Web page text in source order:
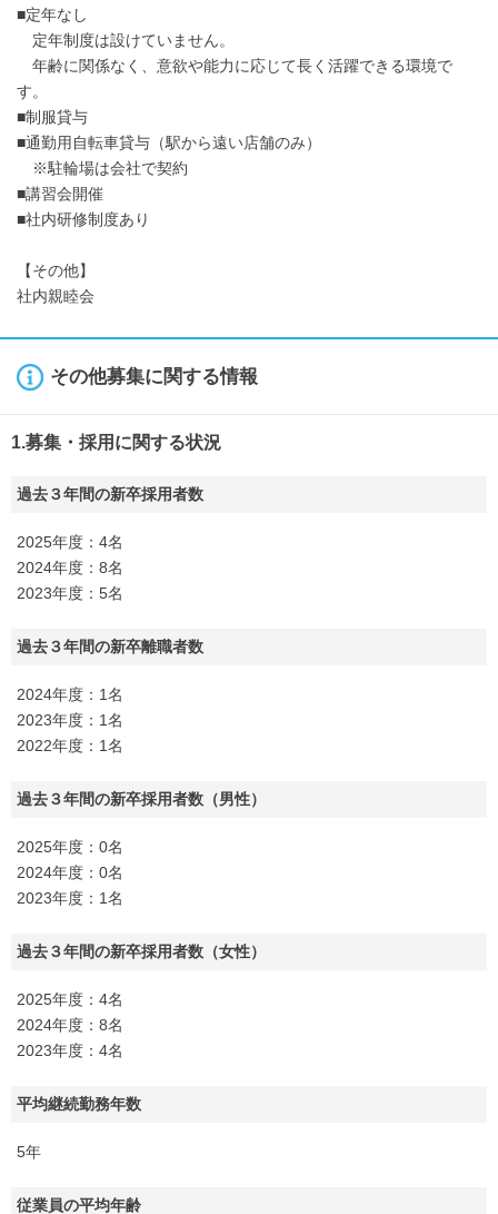
■定年なし
定年制度は設けていません。
年齢に関係なく、意欲や能力に応じて長く活躍できる環境で
す。
■制服貸与
■通勤用自転車貸与（駅から遠い店舗のみ）
※駐輪場は会社で契約
■講習会開催
■社内研修制度あり
【その他】
社内親睦会
その他募集に関する情報
1.募集・採用に関する状況
過去３年間の新卒採用者数
2025年度：4名
2024年度：8名
2023年度：5名
過去３年間の新卒離職者数
2024年度：1名
2023年度：1名
2022年度：1名
過去３年間の新卒採用者数（男性）
2025年度：0名
2024年度：0名
2023年度：1名
過去３年間の新卒採用者数（女性）
2025年度：4名
2024年度：8名
2023年度：4名
平均継続勤務年数
5年
従業員の平均年齢